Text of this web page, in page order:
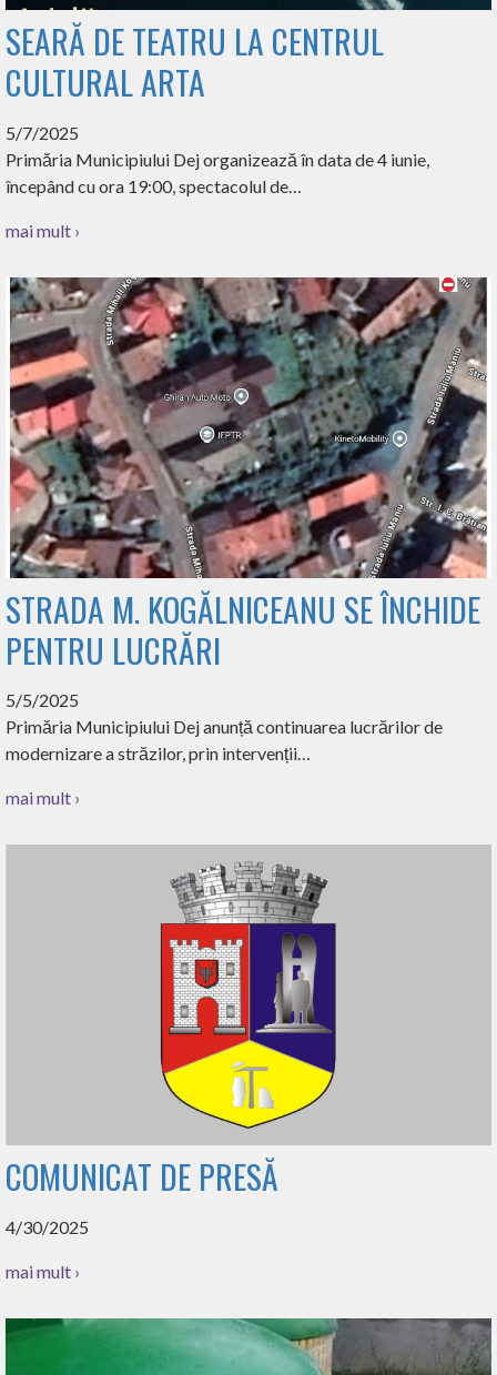
SEARĂ DE TEATRU LA CENTRUL
CULTURAL ARTA
5/7/2025
Primăria Municipiului Dej organizează în data de 4 iunie,
începând cu ora 19:00, spectacolul de…
mai mult ›
STRADA M. KOGĂLNICEANU SE ÎNCHIDE
PENTRU LUCRĂRI
5/5/2025
Primăria Municipiului Dej anunță continuarea lucrărilor de
modernizare a străzilor, prin intervenții…
mai mult ›
COMUNICAT DE PRESĂ
4/30/2025
mai mult ›